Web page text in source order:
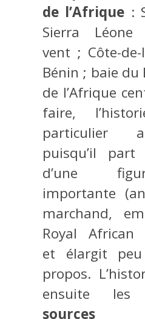
de l’Afrique :
Sierra
vent ; Côte-
Bénin ; baie
de l’Afrique
faire,
particulier
puisqu’il
d’une
importante
marchand,
Royal African
et élargit
propos.
ensuite les
sources